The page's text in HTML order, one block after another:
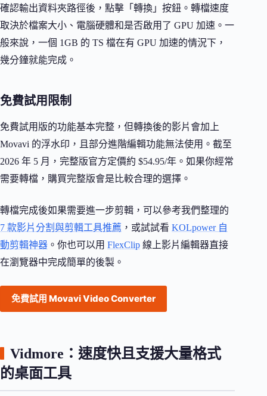
確認輸出資料夾路徑後，點擊「轉換」按鈕。轉檔速度
取決於檔案大小、電腦硬體和是否啟用了 GPU 加速。一
般來說，一個 1GB 的 TS 檔在有 GPU 加速的情況下，
幾分鐘就能完成。
免費試用限制
免費試用版的功能基本完整，但轉換後的影片會加上
Movavi 的浮水印，且部分進階編輯功能無法使用。截至
2026 年 5 月，完整版官方定價約 $54.95/年。如果你經常
需要轉檔，購買完整版會是比較合理的選擇。
轉檔完成後如果需要進一步剪輯，可以參考我們整理的
7 款影片分割與剪輯工具推薦 ，或試試看 KOLpower 自
動剪輯神器 。你也可以用 FlexClip 線上影片編輯器直接
在瀏覽器中完成簡單的後製。
免費試用 Movavi Video Converter
Vidmore：速度快且支援大量格式
的桌面工具